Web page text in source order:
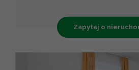
Zapytaj o